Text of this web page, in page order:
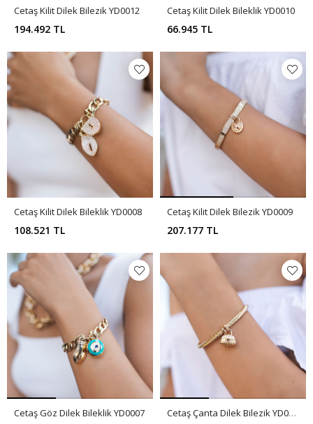
Cetaş Kilit Dilek Bilezik YD0012
194.492 TL
Cetaş Kilit Dilek Bileklik YD0010
66.945 TL
Cetaş Kilit Dilek Bileklik YD0008
108.521 TL
Cetaş Kilit Dilek Bilezik YD0009
207.177 TL
Cetaş Göz Dilek Bileklik YD0007 Cetaş Çanta Dilek Bilezik YD0006